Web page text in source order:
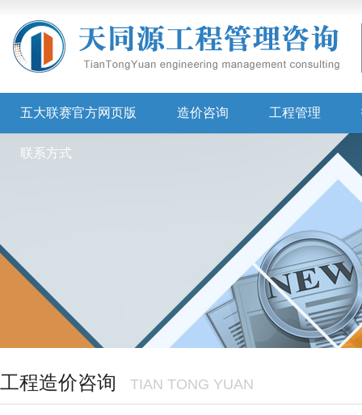
五大联赛官方网页版 造价咨询 工程管理
联系方式
工程造价咨询 TIAN TONG YUAN